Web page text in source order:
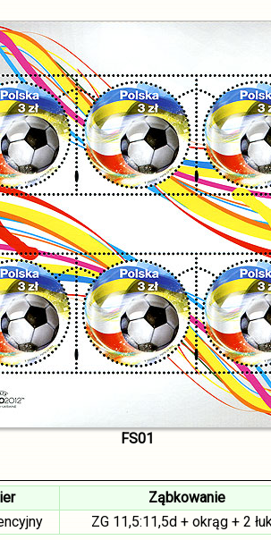
FS01
Ząbkowanie
ZG 11,5:11,5d + okrąg + 2